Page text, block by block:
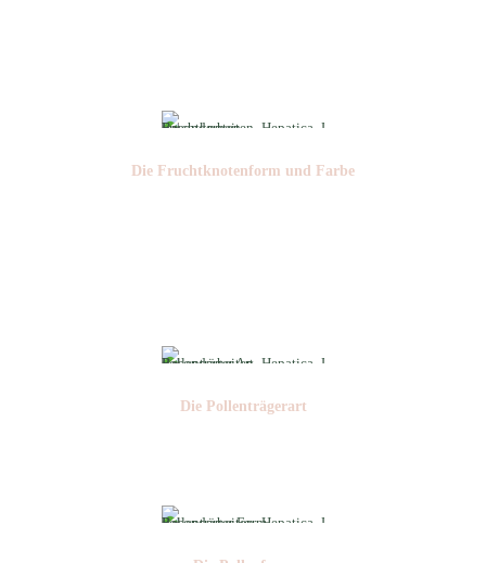
Die Frucht­knotenform und Farbe
Die Pollen­trägerart